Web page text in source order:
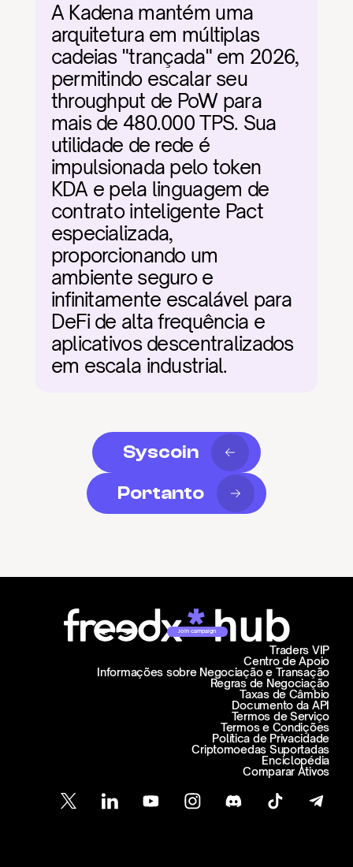
A Kadena mantém uma
arquitetura em múltiplas
cadeias "trançada" em 2026,
permitindo escalar seu
throughput de PoW para
mais de 480.000 TPS. Sua
utilidade de rede é
impulsionada pelo token
KDA e pela linguagem de
contrato inteligente Pact
especializada,
proporcionando um
ambiente seguro e
infinitamente escalável para
DeFi de alta frequência e
aplicativos descentralizados
em escala industrial.
Syscoin
Portanto
Join campaign
Centro de Apoio
Informações sobre Negociação e Transação
Traders VIP
Regras de Negociação
Taxas de Câmbio
Documento da API
Termos de Serviço
Termos e Condições
Política de Privacidade
Criptomoedas Suportadas
Enciclopédia
Comparar Ativos